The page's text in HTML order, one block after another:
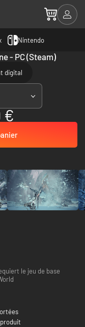
Nintendo
- PC (Steam)
digital
€
le jeu de base